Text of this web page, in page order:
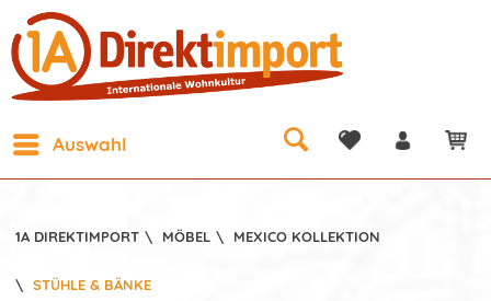
Auswahl
1A DIREKTIMPORT \ MÖBEL \ MEXICO KOLLEKTION
\ STÜHLE & BÄNKE